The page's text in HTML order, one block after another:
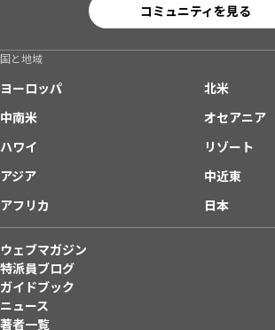
コミュニティを見る
国と地域
ヨーロッパ
北米
中南米
オセアニア
ハワイ
リゾート
アジア
中近東
アフリカ
日本
ウェブマガジン
特派員ブログ
ガイドブック
ニュース
著者一覧